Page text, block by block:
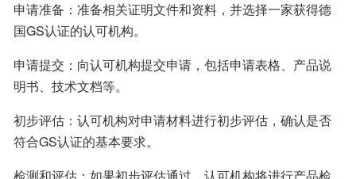
申请准备：准备相关证明文件和资料，并选择一家获得德
国GS认证的认可机构。
申请提交：向认可机构提交申请，包括申请表格、产品说
明书、技术文档等。
初步评估：认可机构对申请材料进行初步评估，确认是否
符合GS认证的基本要求。